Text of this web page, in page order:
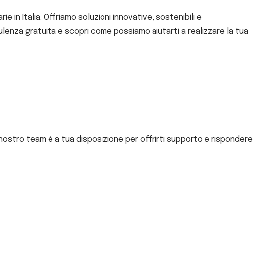
in Italia. Offriamo soluzioni innovative, sostenibili e
gratuita e scopri come possiamo aiutarti a realizzare la tua
team è a tua disposizione per offrirti supporto e rispondere